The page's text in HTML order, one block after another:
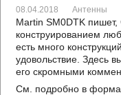
08.04.2018 Антенны
Martin SM0DTK пишет,
конструированием
есть много
удовольствие. Здесь
его скромными
См. подробно в